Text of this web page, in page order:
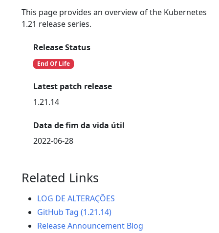
This page provides an overview of the Kubernetes
1.21 release series.
Release Status
End Of Life
Latest patch release
1.21.14
Data de fim da vida útil
2022-06-28
Related Links
LOG DE ALTERAÇÕES
GitHub Tag (1.21.14)
Release Announcement Blog